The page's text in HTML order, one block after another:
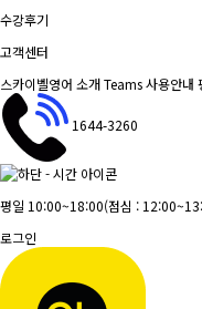
수강후기
고객센터
스카이벨영어 소개Teams 사용안내
1644-3260
평일 10:00~18:00(점심 :
로그인